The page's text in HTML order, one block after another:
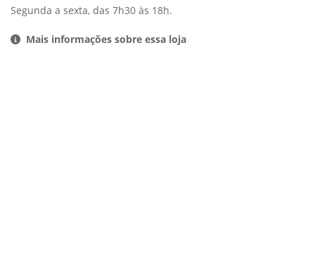
Segunda a sexta, das 7h30 às 18h.
Mais informações sobre essa loja